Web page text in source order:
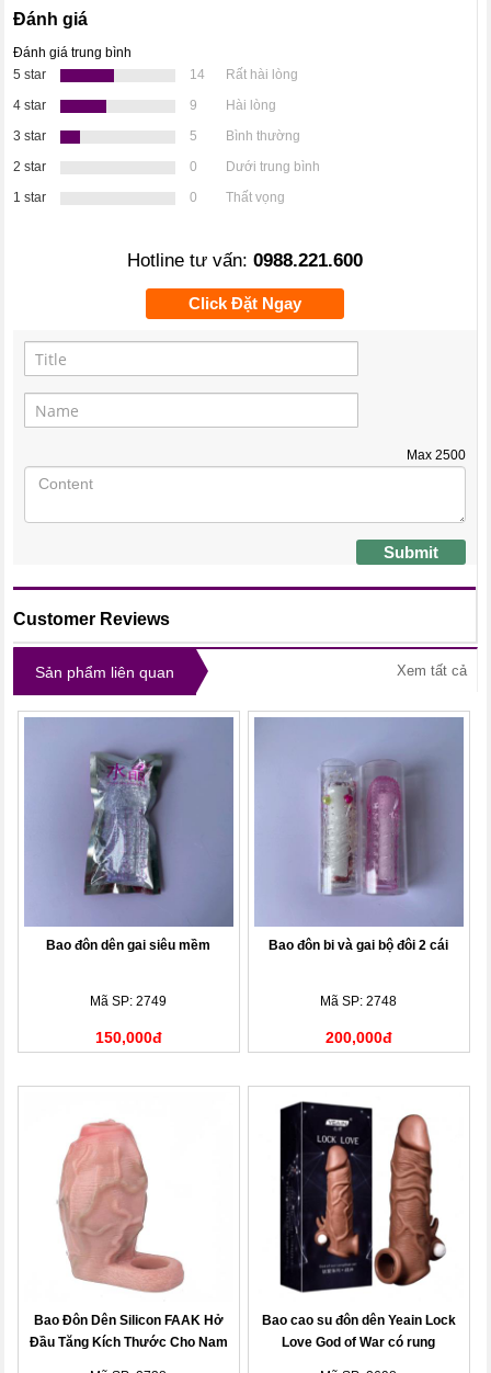
Đánh giá
Đánh giá trung bình
5 star
14
Rất hài lòng
4 star
9
Hài lòng
3 star
5
Bình thường
2 star
0
Dưới trung bình
1 star
0 Thất vọng
Hotline tư vấn: 0988.221.600
Click Đặt Ngay
Max 2500
Submit
Customer Reviews
Sản phẩm liên quan Xem tất cả
Bao đôn dên gai siêu mềm
Mã SP: 2749
150,000đ
Bao đôn bi và gai bộ đôi 2 cái
Mã SP: 2748
200,000đ
Bao Đôn Dên Silicon FAAK Hở
Đầu Tăng Kích Thước Cho Nam
Bao cao su đôn dên Yeain Lock
Love God of War có rung